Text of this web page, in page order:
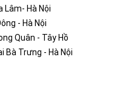
Lâm- Hà Nội
- Hà Nội
Quân - Tây Hồ
Bà Trưng - Hà Nội